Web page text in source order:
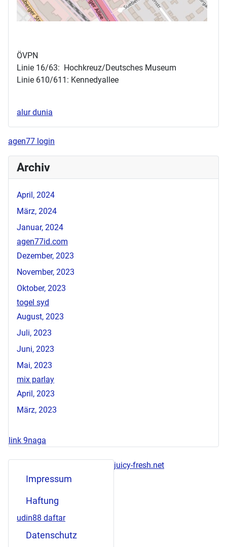
ÖVPN
Linie 16/63: Hochkreuz/Deutsches Museum
Linie 610/611: Kennedyallee
alur dunia
agen77 login
Archiv
April, 2024
März, 2024
Januar, 2024
agen77id.com
Dezember, 2023
November, 2023
Oktober, 2023
togel syd
August, 2023
Juli, 2023
Juni, 2023
Mai, 2023
mix parlay
April, 2023
März, 2023
link 9naga
Impressum
Haftung
udin88 daftar
Datenschutz
juicy-fresh.net